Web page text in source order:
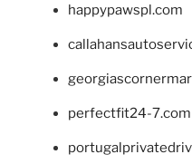
happypawspl.com
perfectfit24-7.com